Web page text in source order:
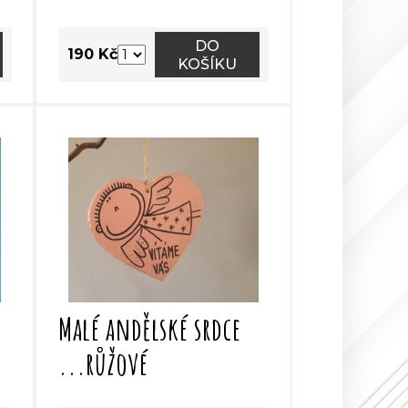
190 Kč
DO
KOŠÍKU
Malé andělské srdce
...růžové